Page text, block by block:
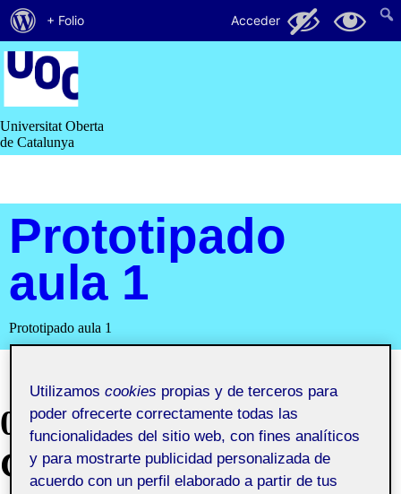
Saltar
contenido
Universitat Oberta
de Catalunya
Prototipado
aula 1
Prototipado aula 1
05 ENTREGA FINAL Y
CASO DE ESTUDIO
Acerca
de
WordPress
+ Folio Acceder 24 6
Utilizamoscookies propias y de terceros para
poder ofrecerte correctamente todas las
funcionalidades del sitio web, con fines analíticos
y para mostrarte publicidad personalizada de
acuerdo con un perfil elaborado a partir de tus